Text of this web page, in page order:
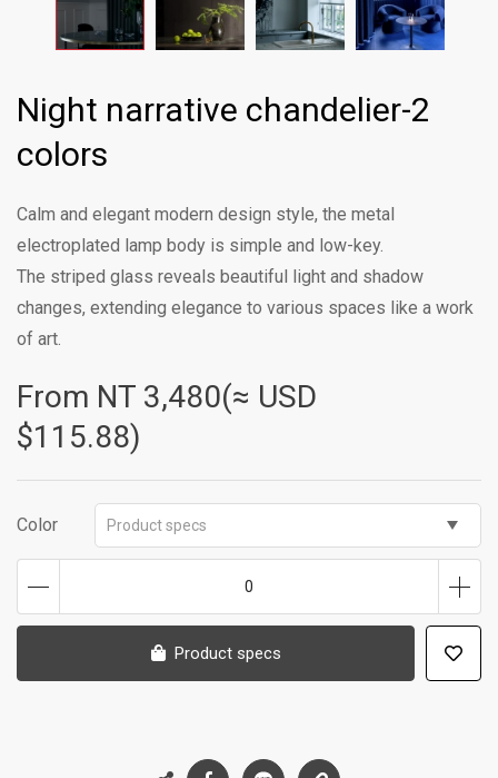
Night narrative chandelier-2
colors
Calm and elegant modern design style, the metal
electroplated lamp body is simple and low-key.
The striped glass reveals beautiful light and shadow
changes, extending elegance to various spaces like a work
of art.
From NT 3,480(≈ USD
$115.88)
Color Product specs
0
Product specs